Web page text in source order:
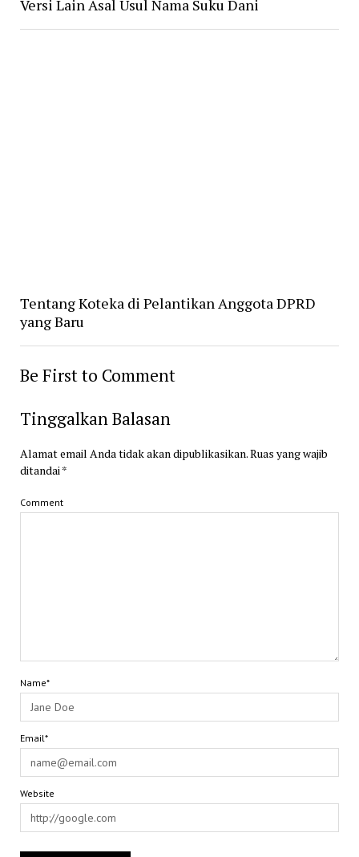
Versi Lain Asal Usul Nama Suku Dani
Tentang Koteka di Pelantikan Anggota DPRD
yang Baru
Be First to Comment
Tinggalkan Balasan
Alamat email Anda tidak akan dipublikasikan.Ruas yang wajib
ditandai *
Comment
Name*
Email*
Website